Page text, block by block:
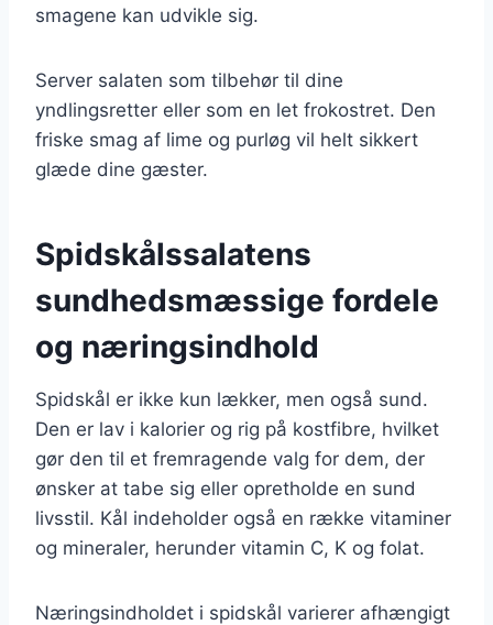
smagene kan udvikle sig.
Server salaten som tilbehør til dine
yndlingsretter eller som en let frokostret. Den
friske smag af lime og purløg vil helt sikkert
glæde dine gæster.
Spidskålssalatens
sundhedsmæssige fordele
og næringsindhold
Spidskål er ikke kun lækker, men også sund.
Den er lav i kalorier og rig på kostfibre, hvilket
gør den til et fremragende valg for dem, der
ønsker at tabe sig eller opretholde en sund
livsstil. Kål indeholder også en række vitaminer
og mineraler, herunder vitamin C, K og folat.
Næringsindholdet i spidskål varierer afhængigt